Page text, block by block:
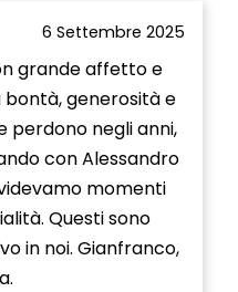
6 Settembre 2025
grande affetto e
generosità e
perdono negli anni,
con Alessandro
momenti
Questi sono
in noi. Gianfranco,